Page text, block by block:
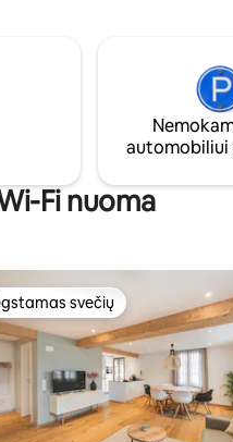
kelyje 🧺 Programėle
skalbyklė poilsio namuose
bagažo saugykla ⏲️
šeimininkai 👪
su 12 metų ir vyresniais
automobiliui
Fi nuoma
svečių
svečių